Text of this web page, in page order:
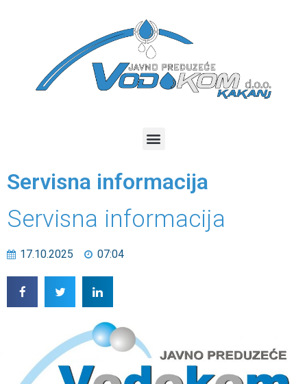
Servisna informacija
Servisna informacija
17.10.2025 07:04